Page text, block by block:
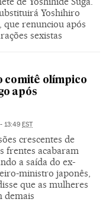
Yoshihiro
que renunciou após
sexistas
comitê olímpico
após
13:49 EST
crescentes de
frentes acabaram
a saída do ex-
ministro japonês,
que as mulheres
demais